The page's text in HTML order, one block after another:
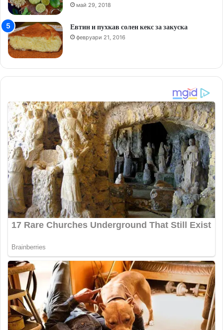
май 29, 2018
Евтин и пухкав солен кекс за закуска
февруари 21, 2016